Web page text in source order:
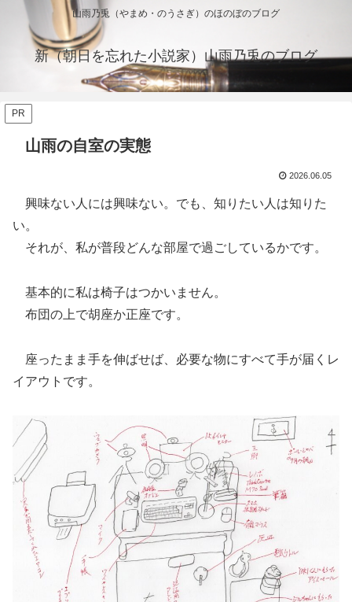
山雨乃兎（やまめ・のうさぎ）のほのぼのブログ
新（朝日を忘れた小説家）山雨乃兎のブログ
PR
山雨の自室の実態
2026.06.05
興味ない人には興味ない。でも、知りたい人は知りた
い。
それが、私が普段どんな部屋で過ごしているかです。
基本的に私は椅子はつかいません。
布団の上で胡座か正座です。
座ったまま手を伸ばせば、必要な物にすべて手が届くレ
イアウトです。